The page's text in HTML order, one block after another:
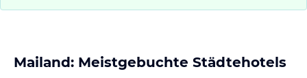
Mailand: Meistgebuchte Städtehotels